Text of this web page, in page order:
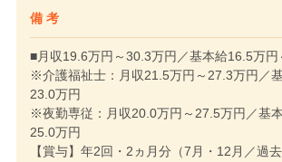
備 考
■月収19.6万円～30.3万円／基本給16.5万円
※介護福祉士：月収21.5万円～27.3万円／
23.0万円
※夜勤専従：月収20.0万円～27.5万円／基
25.0万円
【賞与】年2回・2ヵ月分（7月・12月／過去